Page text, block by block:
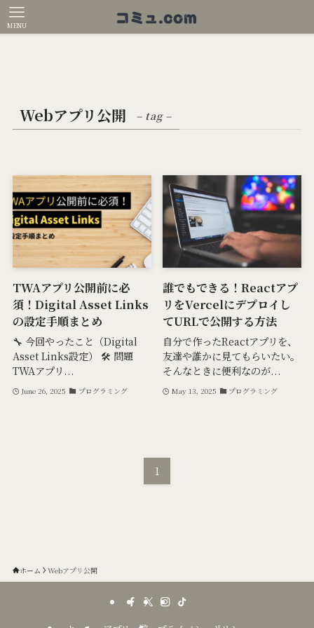
MENU
Webアプリ公開 – tag –
TWAアプリ公開前に必
須！Digital Asset Links
の設定手順まとめ
🔧 今回やったこと（Digital
Asset Links設定） 🛠 問題
TWAアプリ...
June 26, 2025 プログラミング
誰でもできる！Reactアプ
リをVercelにデプロイし
てURLで公開する方法
自分で作ったReactアプリを、
友達や誰かに見てもらいたい。
そんなときに便利なのが...
May 13, 2025 プログラミング
1
ホーム Webアプリ公開